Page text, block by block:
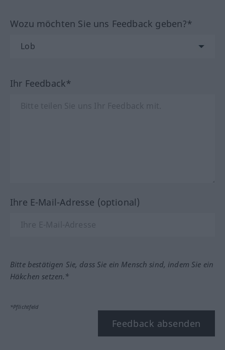
Wozu möchten Sie uns Feedback geben?*
Ihr Feedback*
Ihre E-Mail-Adresse (optional)
Bitte bestätigen Sie, dass Sie ein Mensch sind, indem Sie ein
Häkchen setzen.*
*Pflichtfeld
Feedback absenden